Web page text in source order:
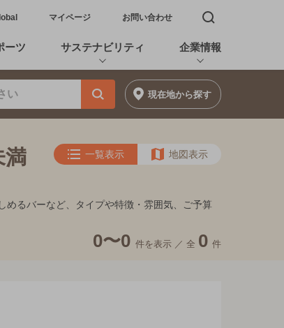
新しいウィンドウで開く
マイページ お問い合わせ 検索窓を開く
ーツ サステナビリティ 企業情報
現在地から探す
満
一覧表示 地図表示
るバーなど、タイプや特徴・雰囲気、ご予算
0〜0 件を表示 ／ 全 0 件